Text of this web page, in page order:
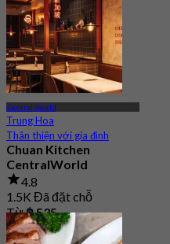
Từ฿ 447.5
Central World
Trung Hoa
Thân thiện với gia đình
Chuan Kitchen
CentralWorld
4.8
1.5K Đã đặt chỗ
Từ฿ 535